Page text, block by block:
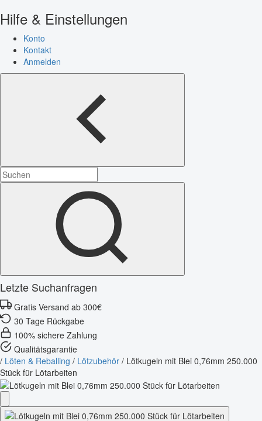
Hilfe & Einstellungen
Konto
Kontakt
Anmelden
Letzte Suchanfragen
Gratis Versand ab 300€
30 Tage Rückgabe
100% sichere Zahlung
Qualitätsgarantie
/ Löten & Reballing / Lötzubehör / Lötkugeln mit Blei 0,76mm 250.000
Stück für Lötarbeiten